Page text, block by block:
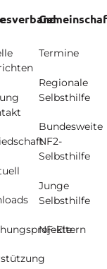
Termine
Regionale
Selbsthilfe
Bundesweite
NF2-
Selbsthilfe
Junge
Selbsthilfe
NF-Eltern